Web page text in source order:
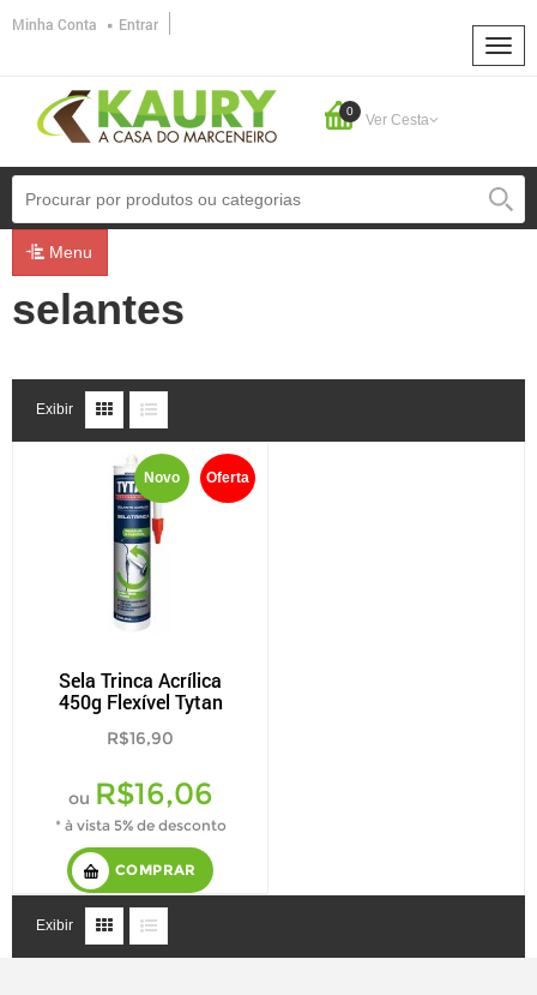
Minha Conta Entrar
0
Ver Cesta
Menu
selantes
Exibir
Oferta
Novo
Sela Trinca Acrílica
450g Flexível Tytan
R$16,90
ou R$16,06
* à vista 5% de desconto
COMPRAR
Exibir